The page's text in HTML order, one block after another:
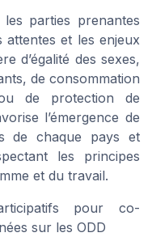
parties prenantes
attentes et les enjeux
d’égalité des sexes,
de consommation
de protection de
l’émergence de
de chaque pays et
les principes
et du travail.
pour co-
sur les ODD